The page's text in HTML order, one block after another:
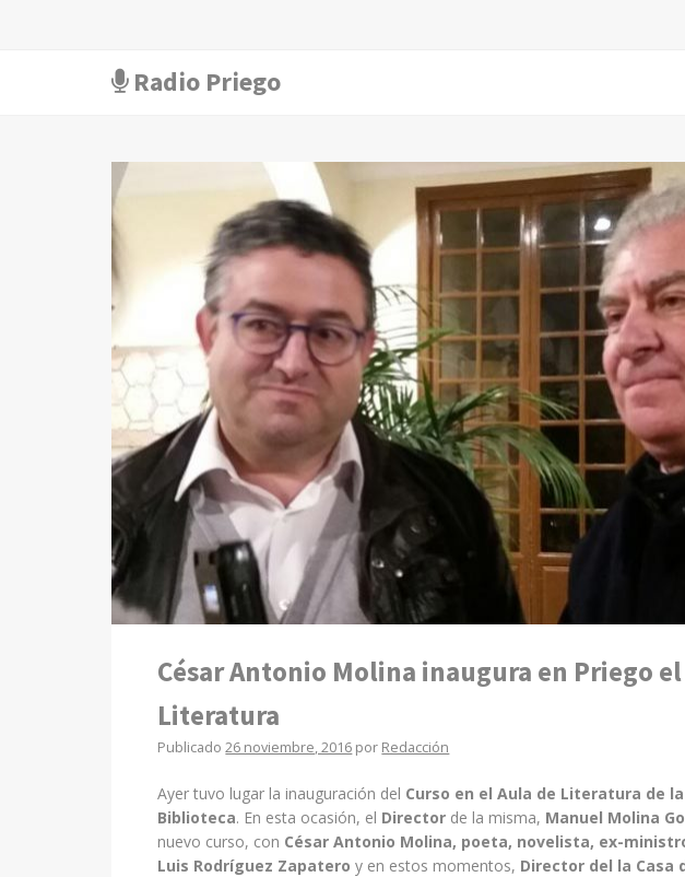
Radio Priego
César Antonio Molina inaugura en Priego
Literatura
Publicado26 noviembre, 2016 por Redacción
Ayer tuvo lugar la inauguración del Curso en el Aula de Literatura de
Biblioteca. En esta ocasión, el Director de la misma, Manuel Molina
nuevo curso, con César Antonio Molina, poeta, novelista, ex-
Luis Rodríguez Zapatero y en estos momentos, Director del la Casa